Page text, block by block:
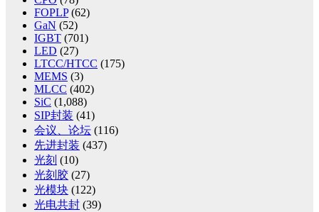
FOPLP(62)
GaN (52)
IGBT (701)
LED (27)
LTCC/HTCC (175)
MEMS (3)
MLCC (402)
SiC (1,088)
SIP封装 (41)
会议、论坛 (116)
先进封装 (437)
光刻 (10)
光刻胶 (27)
光模块 (122)
光电共封 (39)